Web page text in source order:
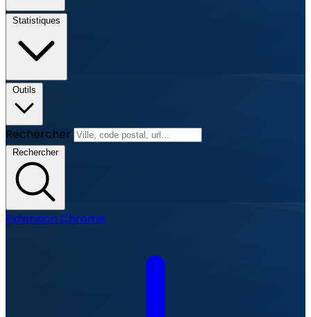
Statistiques
Outils
Rechercher
Rechercher
Extension Chrome